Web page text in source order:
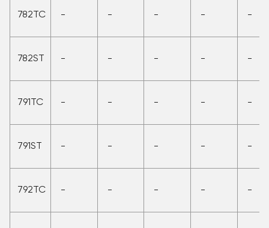
782TC - - - - -
782ST - - - - -
791TC - - - - -
791ST - - - - -
792TC - - - - -